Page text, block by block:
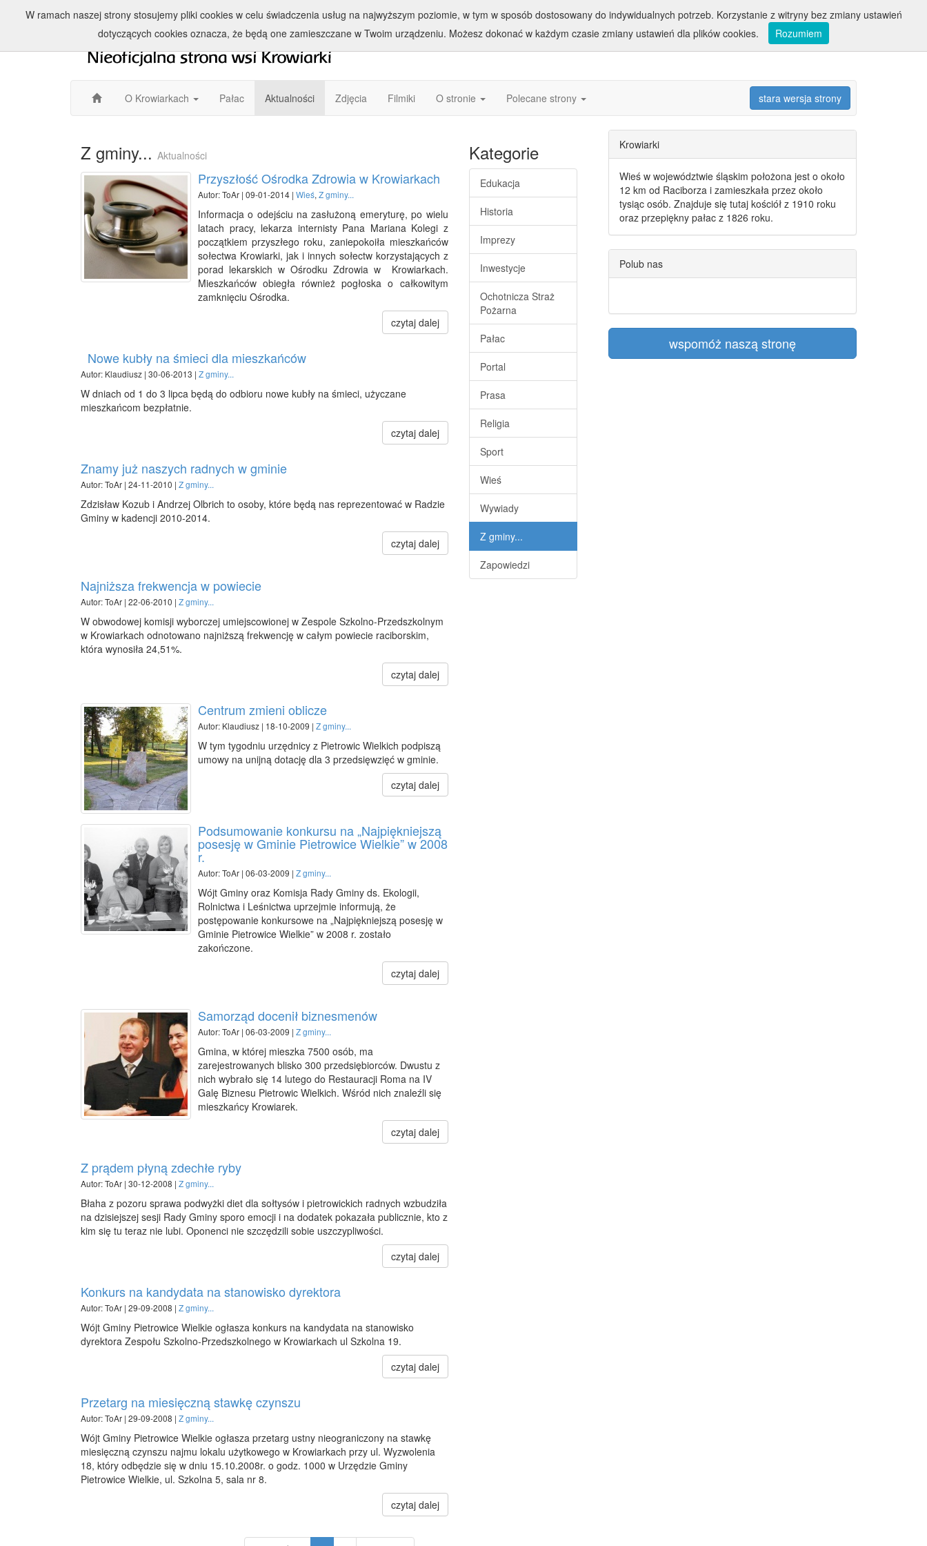
O Krowiarkach Pałac Aktualności Zdjęcia Filmiki O stronie Polecane strony stara wersja strony
Z gminy... Aktualności
Przyszłość Ośrodka Zdrowia w Krowiarkach
Autor: ToAr | 09-01-2014 | Wieś, Z gminy...
Informacja o odejściu na zasłużoną emeryturę, po wielu
latach pracy, lekarza internisty Pana Mariana Kolegi z
początkiem przyszłego roku, zaniepokoiła mieszkańców
sołectwa Krowiarki, jak i innych sołectw korzystających z
porad lekarskich w Ośrodku Zdrowia w Krowiarkach.
Mieszkańców obiegła również pogłoska o całkowitym
zamknięciu Ośrodka.
czytaj dalej
Nowe kubły na śmieci dla mieszkańców
Autor: Klaudiusz | 30-06-2013 | Z gminy...
W dniach od 1 do 3 lipca będą do odbioru nowe kubły na śmieci, użyczane
mieszkańcom bezpłatnie.
czytaj dalej
Znamy już naszych radnych w gminie
Autor: ToAr | 24-11-2010 | Z gminy...
Zdzisław Kozub i Andrzej Olbrich to osoby, które będą nas reprezentować w Radzie
Gminy w kadencji 2010-2014.
czytaj dalej
Najniższa frekwencja w powiecie
Autor: ToAr | 22-06-2010 | Z gminy...
W obwodowej komisji wyborczej umiejscowionej w Zespole Szkolno-Przedszkolnym
w Krowiarkach odnotowano najniższą frekwencję w całym powiecie raciborskim,
która wynosiła 24,51%.
czytaj dalej
Centrum zmieni oblicze
Autor: Klaudiusz | 18-10-2009 | Z gminy...
W tym tygodniu urzędnicy z Pietrowic Wielkich podpiszą
umowy na unijną dotację dla 3 przedsięwzięć w gminie.
czytaj dalej
Podsumowanie konkursu na „Najpiękniejszą
posesję w Gminie Pietrowice Wielkie” w 2008
r.
Autor: ToAr | 06-03-2009 | Z gminy...
Wójt Gminy oraz Komisja Rady Gminy ds. Ekologii,
Rolnictwa i Leśnictwa uprzejmie informują, że
postępowanie konkursowe na „Najpiękniejszą posesję w
Gminie Pietrowice Wielkie” w 2008 r. zostało
zakończone.
czytaj dalej
Samorząd docenił biznesmenów
Autor: ToAr | 06-03-2009 | Z gminy...
Gmina, w której mieszka 7500 osób, ma
zarejestrowanych blisko 300 przedsiębiorców. Dwustu z
nich wybrało się 14 lutego do Restauracji Roma na IV
Galę Biznesu Pietrowic Wielkich. Wśród nich znaleźli się
mieszkańcy Krowiarek.
czytaj dalej
Z prądem płyną zdechłe ryby
Autor: ToAr | 30-12-2008 | Z gminy...
Błaha z pozoru sprawa podwyżki diet dla sołtysów i pietrowickich radnych wzbudziła
na dzisiejszej sesji Rady Gminy sporo emocji i na dodatek pokazała publicznie, kto z
kim się tu teraz nie lubi. Oponenci nie szczędzili sobie uszczypliwości.
czytaj dalej
Konkurs na kandydata na stanowisko dyrektora
Autor: ToAr | 29-09-2008 | Z gminy...
Wójt Gminy Pietrowice Wielkie ogłasza konkurs na kandydata na stanowisko
dyrektora Zespołu Szkolno-Przedszkolnego w Krowiarkach ul Szkolna 19.
czytaj dalej
Przetarg na miesięczną stawkę czynszu
Autor: ToAr | 29-09-2008 | Z gminy...
Wójt Gminy Pietrowice Wielkie ogłasza przetarg ustny nieograniczony na stawkę
miesięczną czynszu najmu lokalu użytkowego w Krowiarkach przy ul. Wyzwolenia
18, który odbędzie się w dniu 15.10.2008r. o godz. 1000 w Urzędzie Gminy
Pietrowice Wielkie, ul. Szkolna 5, sala nr 8.
czytaj dalej
Kategorie
Edukacja
Historia
Imprezy
Inwestycje
Ochotnicza Straż
Pożarna
Pałac
Portal
Prasa
Religia
Sport
Wieś
Wywiady
Z gminy...
Zapowiedzi
Krowiarki
Wieś w województwie śląskim położona jest o około
12 km od Raciborza i zamieszkała przez około
tysiąc osób. Znajduje się tutaj kościół z 1910 roku
oraz przepiękny pałac z 1826 roku.
Polub nas
wspomóż naszą stronę
W ramach naszej strony stosujemy pliki cookies w celu świadczenia usług na najwyższym poziomie, w tym w sposób dostosowany do indywidualnych potrzeb. Korzystanie z witryny bez zmiany ustawień
dotyczących cookies oznacza, że będą one zamieszczane w Twoim urządzeniu. Możesz dokonać w każdym czasie zmiany ustawień dla plików cookies.
Rozumiem